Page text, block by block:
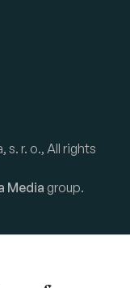
s. r. o., All rights
Media group.